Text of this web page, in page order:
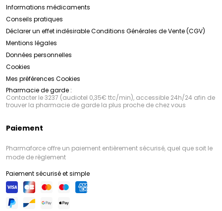
Informations médicaments
Conseils pratiques
Déclarer un effet indésirableConditions Générales de Vente (CGV)
Mentions légales
Données personnelles
Cookies
Mes préférences Cookies
Pharmacie de garde :
Contacter le 3237 (audiotel 0,35€ ttc/min), accessible 24h/24 afin de
trouver la pharmacie de garde la plus proche de chez vous
Paiement
Pharmaforce offre un paiement entièrement sécurisé, quel que soit le
mode de règlement
Paiement sécurisé et simple